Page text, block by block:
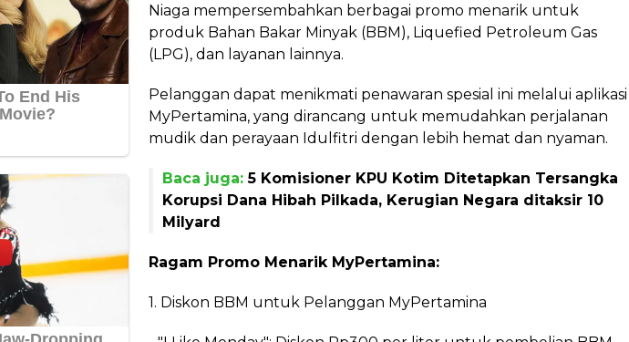
Niaga mempersembahkan berbagai promo menarik untuk
produk Bahan Bakar Minyak (BBM), Liquefied Petroleum Gas
(LPG), dan layanan lainnya.
Pelanggan dapat menikmati penawaran spesial ini melalui aplikasi
MyPertamina, yang dirancang untuk memudahkan perjalanan
mudik dan perayaan Idulfitri dengan lebih hemat dan nyaman.
Baca juga:5 Komisioner KPU Kotim Ditetapkan Tersangka
Korupsi Dana Hibah Pilkada, Kerugian Negara ditaksir 10
Milyard
Ragam Promo Menarik MyPertamina:
1. Diskon BBM untuk Pelanggan MyPertamina